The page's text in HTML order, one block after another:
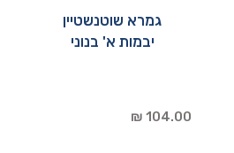
גמרא שוטנשטיין
יבמות א' בנוני
104.00 ₪